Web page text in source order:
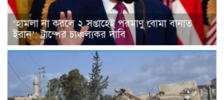
‘হামলা না করলে ২ সপ্তাহেই পরমাণু বোমা বানাত
ইরান’: ট্রাম্পের চাঞ্চল্যকর দাবি